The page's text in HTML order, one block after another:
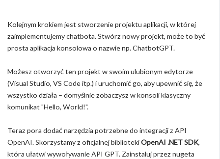
Kolejnym krokiem jest stworzenie projektu aplikacji, w której
zaimplementujemy chatbota. Stwórz nowy projekt, może to być
prosta aplikacja konsolowa o nazwie np. ChatbotGPT.
Możesz otworzyć ten projekt w swoim ulubionym edytorze
(Visual Studio, VS Code itp.) i uruchomić go, aby upewnić się, że
wszystko działa – domyślnie zobaczysz w konsoli klasyczny
komunikat "Hello, World!".
Teraz pora dodać narzędzia potrzebne do integracji z API
OpenAI. Skorzystamy z oficjalnej bibliotekiOpenAI .NET SDK,
która ułatwi wywoływanie API GPT. Zainstaluj przez nugeta